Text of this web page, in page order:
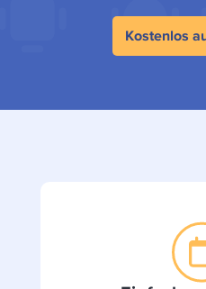
Kostenlos